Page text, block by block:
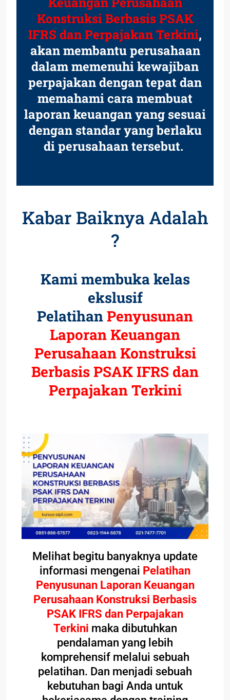
Konstruksi Berbasis PSAK
IFRS dan Perpajakan Terkini,
akan membantu perusahaan
dalam memenuhi kewajiban
perpajakan dengan tepat dan
memahami cara membuat
laporan keuangan yang sesuai
dengan standar yang berlaku
di perusahaan tersebut.
Kabar Baiknya Adalah
?
Kami membuka kelas
ekslusif
PelatihanPenyusunan
Laporan Keuangan
Perusahaan Konstruksi
Berbasis PSAK IFRS dan
Perpajakan Terkini
Melihat begitu banyaknya update
informasi mengenai Pelatihan
Penyusunan Laporan Keuangan
Perusahaan Konstruksi Berbasis
PSAK IFRS dan Perpajakan
Terkini maka dibutuhkan
pendalaman yang lebih
komprehensif melalui sebuah
pelatihan. Dan menjadi sebuah
kebutuhan bagi Anda untuk